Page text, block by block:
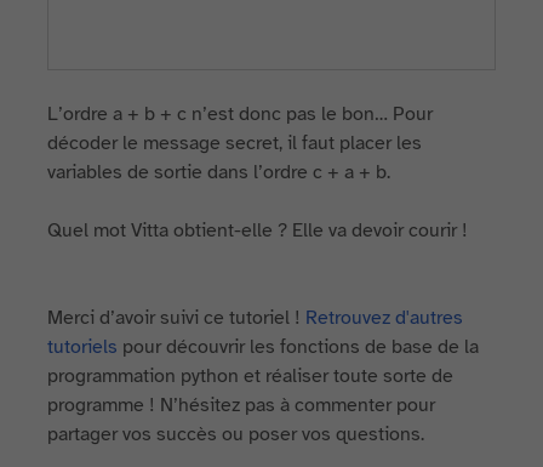
L’ordre a + b + c n’est donc pas le bon… Pour
décoder le message secret, il faut placer les
variables de sortie dans l’ordre c + a + b.
Quel mot Vitta obtient-elle ? Elle va devoir courir !
Merci d’avoir suivi ce tutoriel ! Retrouvez d'autres
tutoriels pour découvrir les fonctions de base de la
programmation python et réaliser toute sorte de
programme ! N’hésitez pas à commenter pour
partager vos succès ou poser vos questions.